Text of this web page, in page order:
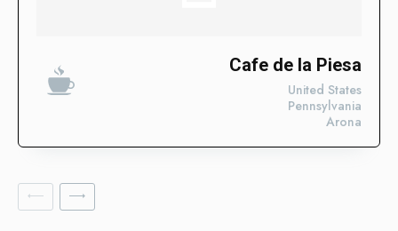
Tecnologías de la Información
Marketing y Publicidad
Cafe de la Piesa
Arona
Pennsylvania
United States